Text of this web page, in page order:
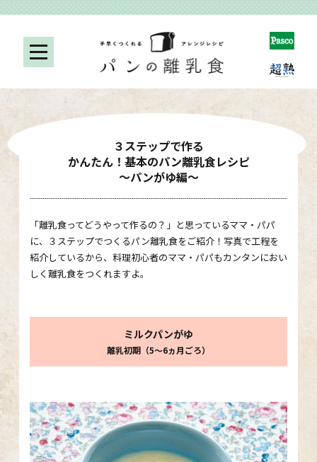
３ステップで作る
かんたん！基本のパン離乳食レシピ
～パンがゆ編～
「離乳食ってどうやって作るの？」と思っているママ・パパ
に、３ステップでつくるパン離乳食をご紹介！写真で工程を
紹介しているから、料理初心者のママ・パパもカンタンにおい
しく離乳食をつくれますよ。
ミルクパンがゆ
離乳初期（5〜6ヵ月ごろ）